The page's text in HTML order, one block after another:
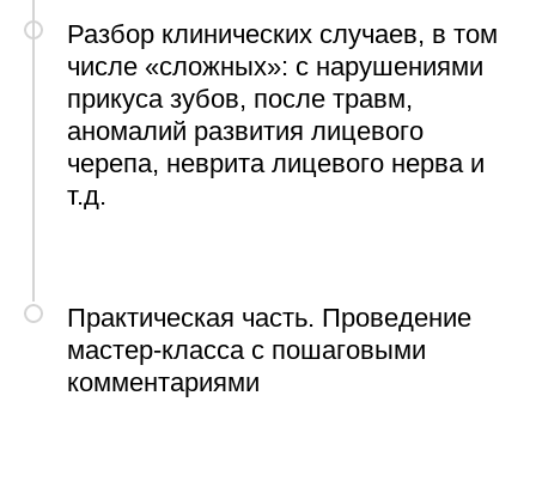
Разбор клинических случаев, в том
числе «сложных»: с нарушениями
прикуса зубов, после травм,
аномалий развития лицевого
черепа, неврита лицевого нерва и
т.д.
Практическая часть. Проведение
мастер-класса с пошаговыми
комментариями